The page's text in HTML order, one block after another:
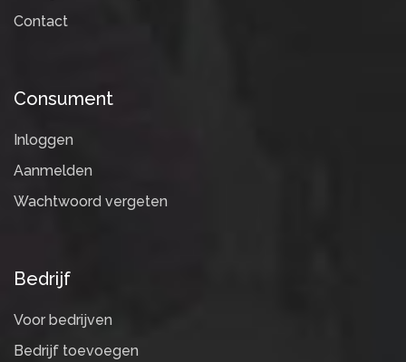
Contact
Consument
Inloggen
Aanmelden
Wachtwoord vergeten
Bedrijf
Voor bedrijven
Bedrijf toevoegen